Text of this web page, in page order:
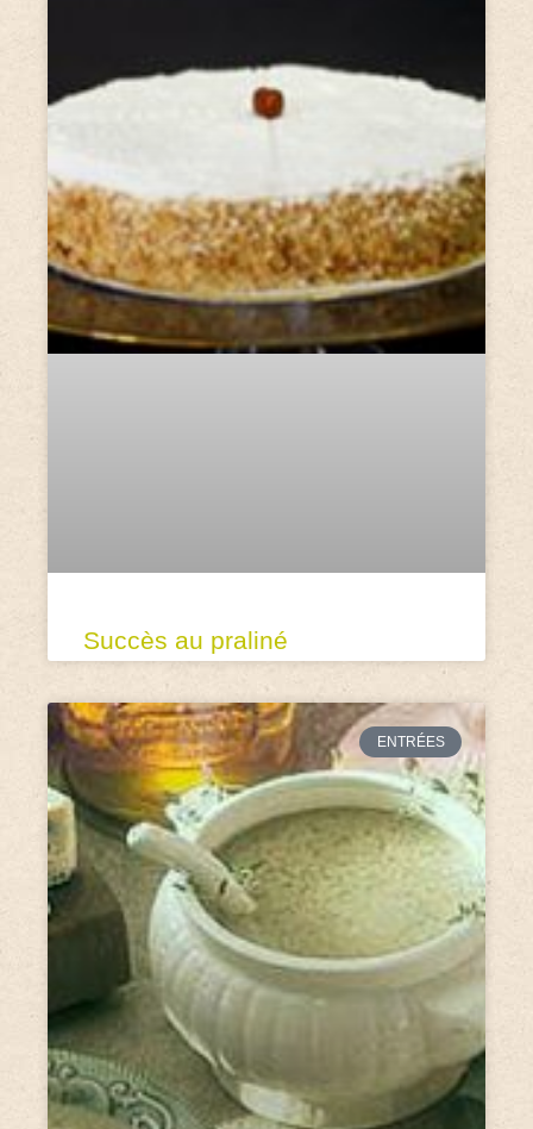
Succès au praliné
ENTRÉES